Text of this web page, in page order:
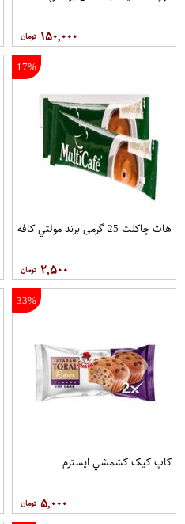
۱۵۰,۰۰۰
17%
هات چاکلت 25 گرمی برند مولتي کافه
۲,۵۰۰
33%
کاپ کيک کشمشي ايسترم
۵,۰۰۰